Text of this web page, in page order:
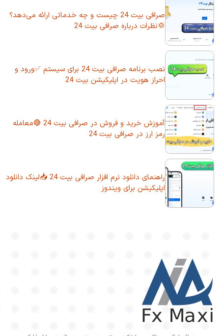
صرافی بیت 24 چیست و چه خدماتی ارائه می‌دهد؟
💢نظرات درباره صرافی بیت 24
نصب برنامه صرافی بیت 24 برای سیستم ✅ورود و
احراز هویت در اپلیکیشن بیت 24
آموزش خرید و فروش در صرافی بیت 24 🔴معامله
رمز ارز در صرافی بیت 24
راهنمای دانلود نرم افزار صرافی بیت 24 📥لینک دانلود
اپلیکیشن برای ویندوز